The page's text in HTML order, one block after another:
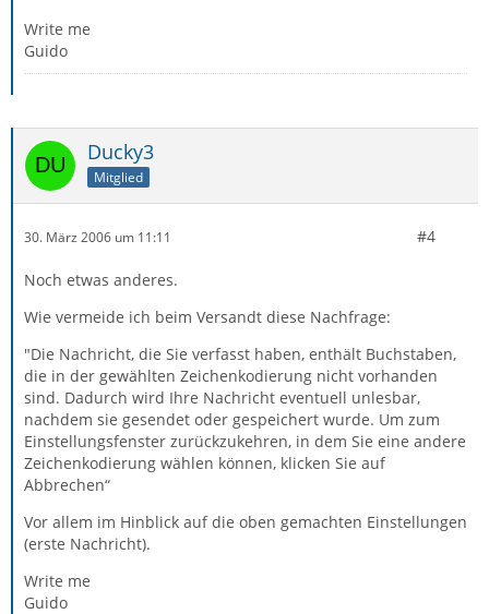
Write me
Guido
Ducky3
Mitglied
30. März 2006 um 11:11 #4
Noch etwas anderes.
Wie vermeide ich beim Versandt diese Nachfrage:
"Die Nachricht, die Sie verfasst haben, enthält Buchstaben,
die in der gewählten Zeichenkodierung nicht vorhanden
sind. Dadurch wird Ihre Nachricht eventuell unlesbar,
nachdem sie gesendet oder gespeichert wurde. Um zum
Einstellungsfenster zurückzukehren, in dem Sie eine andere
Zeichenkodierung wählen können, klicken Sie auf
Abbrechen“
Vor allem im Hinblick auf die oben gemachten Einstellungen
(erste Nachricht).
Write me
Guido